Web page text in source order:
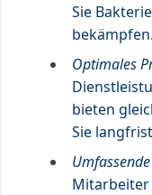
Sie
bekämpfen.
Optimales
bieten
Sie
Mitarbeiter